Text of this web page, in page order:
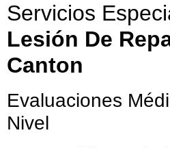
Servicios
Lesión De
Canton
Evaluaciones
Nivel